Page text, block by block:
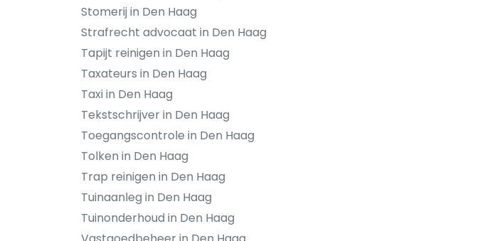
Stomerij in Den Haag
Strafrecht advocaat in Den Haag
Tapijt reinigen in Den Haag
Taxateurs in Den Haag
Taxi in Den Haag
Tekstschrijver in Den Haag
Toegangscontrole in Den Haag
Tolken in Den Haag
Trap reinigen in Den Haag
Tuinaanleg in Den Haag
Tuinonderhoud in Den Haag